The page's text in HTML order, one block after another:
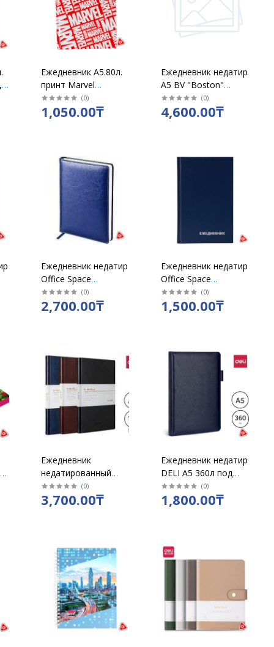
Ежедневник А5.80л.
принт Marvel
тв.обложка, глянец
/9304208
(0)
1,050.00₸
Ежедневник недатир
А5 BV "Boston"
черный, оранжевый
обрез/ 3-228/20
(0)
4,600.00₸
Ежедневник недатир
Office Space
"Nebraska" А5 136 л
синий 12819
(0)
2,700.00₸
Ежедневник недатир
Office Space
"Бумвинил" А5 160 л
синий 1326
(0)
1,500.00₸
Ежедневник
недатированный
"DELI" A5 в линию
мягкая обложка,
(0)
3,700.00₸
Ежедневник недатир
DELI А5 360л под
кожу в линию синий
/22298
(0)
1,800.00₸